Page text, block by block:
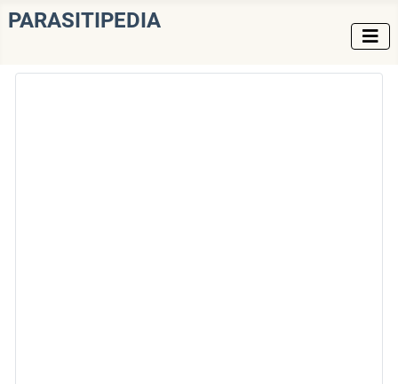
PARASITIPEDIA